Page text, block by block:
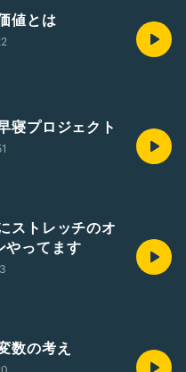
値とは
寝プロジェクト
ストレッチのオ
やってます
数の考え